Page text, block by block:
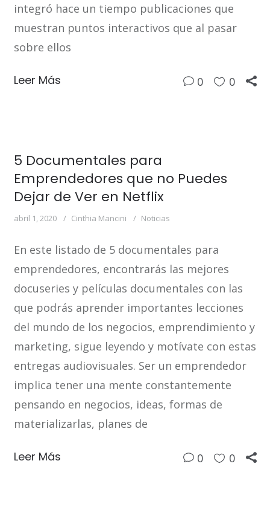
integró hace un tiempo publicaciones que
muestran puntos interactivos que al pasar
sobre ellos
Leer Más 0 0
5 Documentales para
Emprendedores que no Puedes
Dejar de Ver en Netflix
abril 1, 2020 Cinthia Mancini Noticias
En este listado de 5 documentales para
emprendedores, encontrarás las mejores
docuseries y películas documentales con las
que podrás aprender importantes lecciones
del mundo de los negocios, emprendimiento y
marketing, sigue leyendo y motívate con estas
entregas audiovisuales. Ser un emprendedor
implica tener una mente constantemente
pensando en negocios, ideas, formas de
materializarlas, planes de
Leer Más 0 0